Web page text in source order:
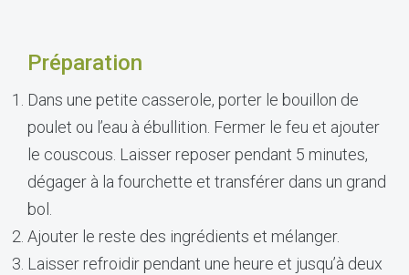
Préparation
Dans une petite casserole, porter le bouillon de
poulet ou l’eau à ébullition. Fermer le feu et ajouter
le couscous. Laisser reposer pendant 5 minutes,
dégager à la fourchette et transférer dans un grand
bol.
Ajouter le reste des ingrédients et mélanger.
Laisser refroidir pendant une heure et jusqu’à deux